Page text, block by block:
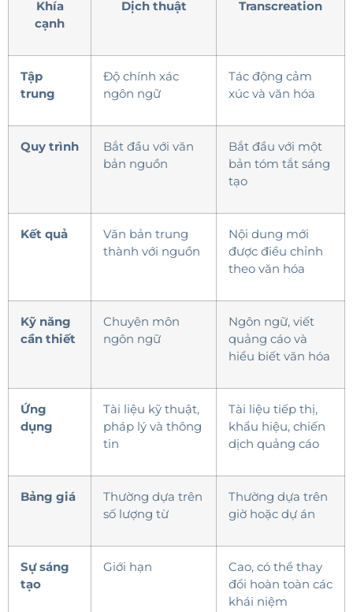
Khía
cạnh
Dịch thuật Transcreation
Tập
trung
Độ chính xác
ngôn ngữ
Tác động cảm
xúc và văn hóa
Quy trình
Bắt đầu với văn
bản nguồn
Bắt đầu với một
bản tóm tắt sáng
tạo
Kết quả
Văn bản trung
thành với nguồn
Nội dung mới
được điều chỉnh
theo văn hóa
Kỹ năng
cần thiết
Chuyên môn
ngôn ngữ
Ngôn ngữ, viết
quảng cáo và
hiểu biết văn hóa
Ứng
dụng
Tài liệu kỹ thuật,
pháp lý và thông
tin
Tài liệu tiếp thị,
khẩu hiệu, chiến
dịch quảng cáo
Bảng giá
Thường dựa trên
số lượng từ
Thường dựa trên
giờ hoặc dự án
Sự sáng
tạo
Giới hạn
Cao, có thể thay
đổi hoàn toàn các
khái niệm